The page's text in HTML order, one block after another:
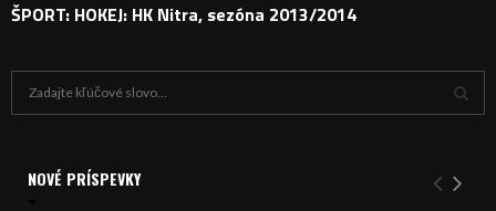
ŠPORT: HOKEJ: HK Nitra, sezóna 2013/2014
Y
NOVÉ PRÍSPEVKY